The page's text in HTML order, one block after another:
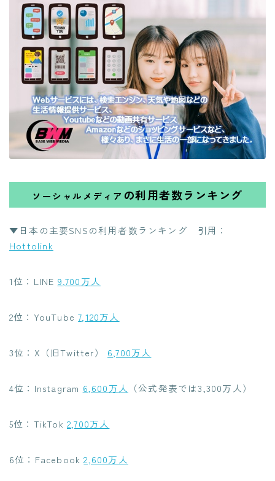
ソーシャルメディア の利用者数ランキング
▼日本の主要SNSの利用者数ランキング 引用：
Hottolink
1位：LINE 9,700万人
2位：YouTube7,120万人
3位：X（旧Twitter） 6,700万人
4位：Instagram 6,600万人 （公式発表では3,300万人）
5位：TikTok 2,700万人
6位：Facebook2,600万人